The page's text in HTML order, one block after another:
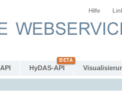
Hilfe
HyDAS-API